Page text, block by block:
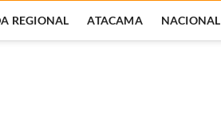
REGIONAL ATACAMA NACIONAL